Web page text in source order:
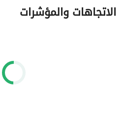
الاتجاهات والمؤشرات